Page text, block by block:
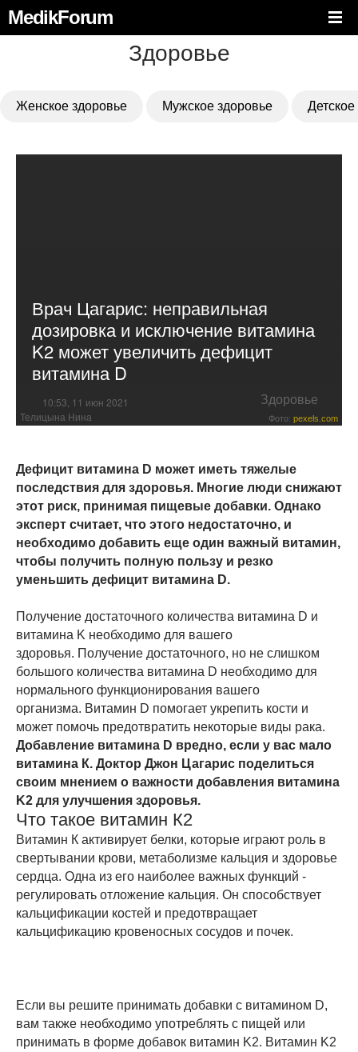
MedikForum
Здоровье
Женское здоровье Мужское здоровье
Врач Цагарис: неправильная
дозировка и исключение витамина
K2 может увеличить дефицит
витамина D
10:53, 11 июн 2021 Здоровье
Телицына Нина Фото: pexels.com
Дефицит витамина D может иметь тяжелые
последствия для здоровья. Многие люди снижают
этот риск, принимая пищевые добавки. Однако
эксперт считает, что этого недостаточно, и
необходимо добавить еще один важный витамин,
чтобы получить полную пользу и резко
уменьшить дефицит витамина D.
Получение достаточного количества витамина D и
витамина K необходимо для вашего
здоровья. Получение достаточного, но не слишком
большого количества витамина D необходимо для
нормального функционирования вашего
организма. Витамин D помогает укрепить кости и
может помочь предотвратить некоторые виды рака.
Добавление витамина D вредно, если у вас мало
витамина К. Доктор Джон Цагарис поделиться
своим мнением о важности добавления витамина
K2 для улучшения здоровья.
Что такое витамин К2
Витамин К активирует белки, которые играют роль в
свертывании крови, метаболизме кальция и здоровье
сердца. Одна из его наиболее важных функций -
регулировать отложение кальция. Он способствует
кальцификации костей и предотвращает
кальцификацию кровеносных сосудов и почек.
Если вы решите принимать добавки с витамином D,
вам также необходимо употреблять с пищей или
принимать в форме добавок витамин K2. Витамин K2